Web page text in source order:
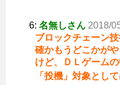
6: 名無しさん 2018/
ブロックチェーン
確かもうどこかが
けど、ＤＬゲーム
「投機」対象とし